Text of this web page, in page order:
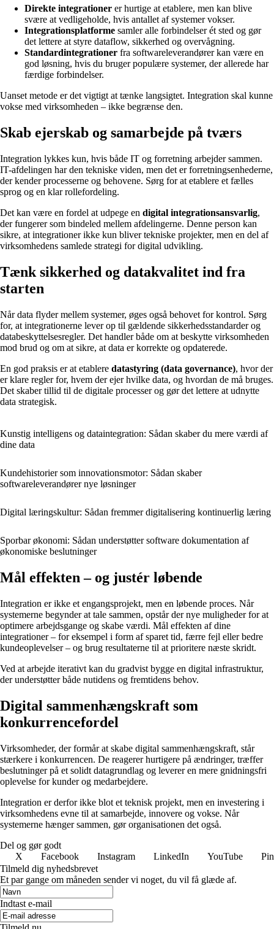
Direkte integrationer er hurtige at etablere, men kan blive
svære at vedligeholde, hvis antallet af systemer vokser.
Integrationsplatforme samler alle forbindelser ét sted og gør
det lettere at styre dataflow, sikkerhed og overvågning.
Standardintegrationer fra softwareleverandører kan være en
god løsning, hvis du bruger populære systemer, der allerede har
færdige forbindelser.
Uanset metode er det vigtigt at tænke langsigtet. Integration skal kunne
vokse med virksomheden – ikke begrænse den.
Skab ejerskab og samarbejde på tværs
Integration lykkes kun, hvis både IT og forretning arbejder sammen.
IT-afdelingen har den tekniske viden, men det er forretningsenhederne,
der kender processerne og behovene. Sørg for at etablere et fælles
sprog og en klar rollefordeling.
Det kan være en fordel at udpege en digital integrationsansvarlig,
der fungerer som bindeled mellem afdelingerne. Denne person kan
sikre, at integrationer ikke kun bliver tekniske projekter, men en del af
virksomhedens samlede strategi for digital udvikling.
Tænk sikkerhed og datakvalitet ind fra
starten
Når data flyder mellem systemer, øges også behovet for kontrol. Sørg
for, at integrationerne lever op til gældende sikkerhedsstandarder og
databeskyttelsesregler. Det handler både om at beskytte virksomheden
mod brud og om at sikre, at data er korrekte og opdaterede.
En god praksis er at etablere datastyring (data governance), hvor der
er klare regler for, hvem der ejer hvilke data, og hvordan de må bruges.
Det skaber tillid til de digitale processer og gør det lettere at udnytte
data strategisk.
Kunstig intelligens og dataintegration: Sådan skaber du mere værdi af
dine data
Kundehistorier som innovationsmotor: Sådan skaber
softwareleverandører nye løsninger
Digital læringskultur: Sådan fremmer digitalisering kontinuerlig læring
Sporbar økonomi: Sådan understøtter software dokumentation af
økonomiske beslutninger
Mål effekten – og justér løbende
Integration er ikke et engangsprojekt, men en løbende proces. Når
systemerne begynder at tale sammen, opstår der nye muligheder for at
optimere arbejdsgange og skabe værdi. Mål effekten af dine
integrationer – for eksempel i form af sparet tid, færre fejl eller bedre
kundeoplevelser – og brug resultaterne til at prioritere næste skridt.
Ved at arbejde iterativt kan du gradvist bygge en digital infrastruktur,
der understøtter både nutidens og fremtidens behov.
Digital sammenhængskraft som
konkurrencefordel
Virksomheder, der formår at skabe digital sammenhængskraft, står
stærkere i konkurrencen. De reagerer hurtigere på ændringer, træffer
beslutninger på et solidt datagrundlag og leverer en mere gnidningsfri
oplevelse for kunder og medarbejdere.
Integration er derfor ikke blot et teknisk projekt, men en investering i
virksomhedens evne til at samarbejde, innovere og vokse. Når
systemerne hænger sammen, gør organisationen det også.
Del og gør godt
X
Facebook Instagram LinkedIn YouTube
Tilmeld dig nyhedsbrevet
Et par gange om måneden sender vi noget, du vil få glæde af.
Indtast e-mail